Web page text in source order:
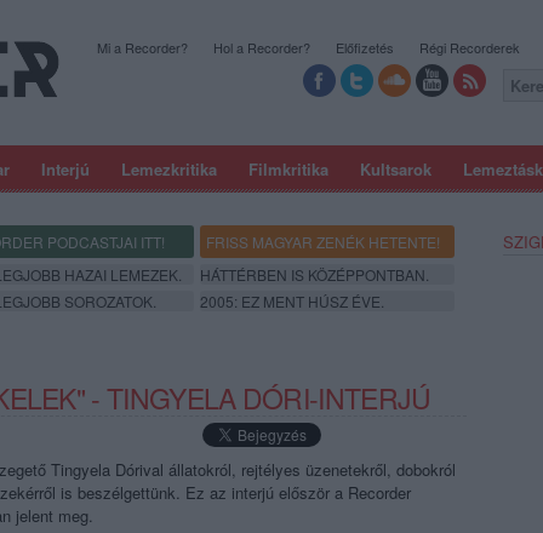
Interjú Lemezkritika Filmkritika Kultsarok
Mi a Recorder? Hol a Recorder? Előfizetés Régi Recorderek
PODCASTJAI ITT!
FRISS MAGYAR ZENÉK HETENTE!
HAZAI LEMEZEK.
HÁTTÉRBEN IS KÖZÉPPONTBAN.
SOROZATOK. 2005: EZ MENT HÚSZ ÉVE.
- TINGYELA DÓRI-INTERJÚ
Tingyela Dórival állatokról, rejtélyes üzenetekről, dobokról
is beszélgettünk. Ez az interjú először a Recorder
jelent meg.